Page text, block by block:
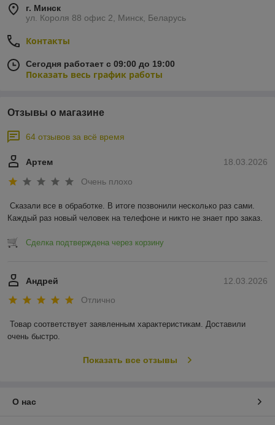
г. Минск
ул. Короля 88 офис 2, Минск, Беларусь
Контакты
Сегодня работает с 09:00 до 19:00
Показать весь график работы
Отзывы о магазине
64 отзывов за всё время
18.03.2026
Артем
Очень плохо
Сказали все в обработке. В итоге позвонили несколько раз сами.
Каждый раз новый человек на телефоне и никто не знает про заказ.
Сделка подтверждена через корзину
12.03.2026
Андрей
Отлично
Товар соответствует заявленным характеристикам. Доставили
очень быстро.
Показать все отзывы
О нас